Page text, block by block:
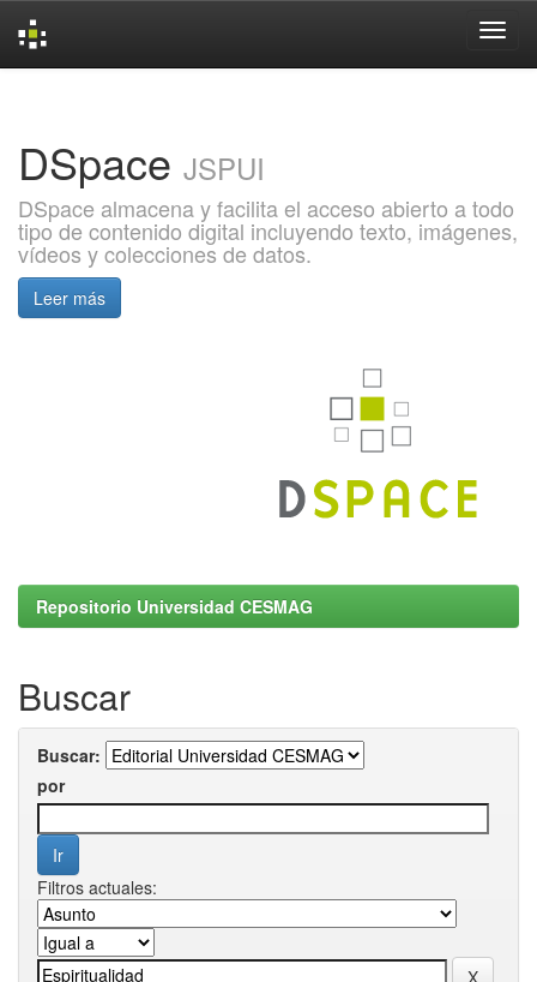
DSpace JSPUI
DSpace almacena y facilita el acceso abierto a todo
tipo de contenido digital incluyendo texto, imágenes,
vídeos y colecciones de datos.
Leer más
Repositorio Universidad CESMAG
Buscar
Buscar:
por
Filtros actuales: